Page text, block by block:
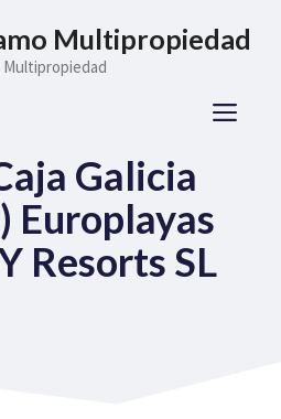
Multipropiedad
Multipropiedad
Galicia
Europlayas
Resorts SL